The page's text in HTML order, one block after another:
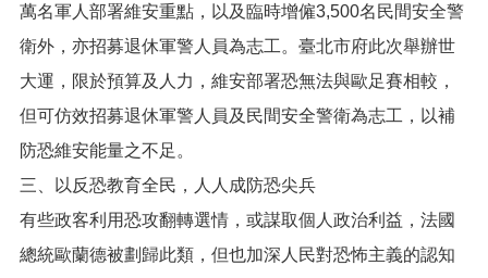
萬名軍人部署維安重點，以及臨時增僱3,500名民間安全警
衛外，亦招募退休軍警人員為志工。臺北市府此次舉辦世
大運，限於預算及人力，維安部署恐無法與歐足賽相較，
但可仿效招募退休軍警人員及民間安全警衛為志工，以補
防恐維安能量之不足。
三、以反恐教育全民，人人成防恐尖兵
有些政客利用恐攻翻轉選情，或謀取個人政治利益，法國
總統歐蘭德被劃歸此類，但也加深人民對恐怖主義的認知